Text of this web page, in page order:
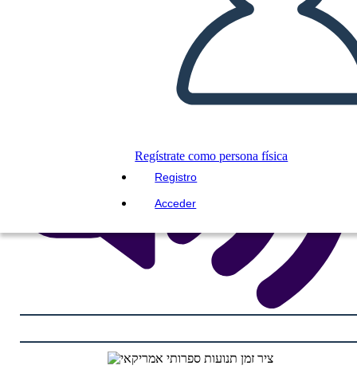
Regístrate como persona física
Registro
Acceder